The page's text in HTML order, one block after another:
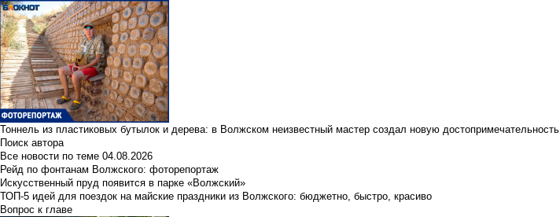
Тоннель из пластиковых бутылок и дерева: в Волжском неизвестный мастер создал новую достопримечательность
Поиск автора
Все новости по теме 04.08.2026
Рейд по фонтанам Волжского: фоторепортаж
Искусственный пруд появится в парке «Волжский»
ТОП-5 идей для поездок на майские праздники из Волжского: бюджетно, быстро, красиво
Вопрос к главе